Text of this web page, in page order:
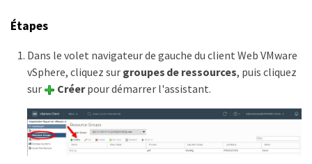
Étapes
Dans le volet navigateur de gauche du client Web VMware
vSphere, cliquez sur groupes de ressources, puis cliquez
sur
Créerpour démarrer l'assistant.